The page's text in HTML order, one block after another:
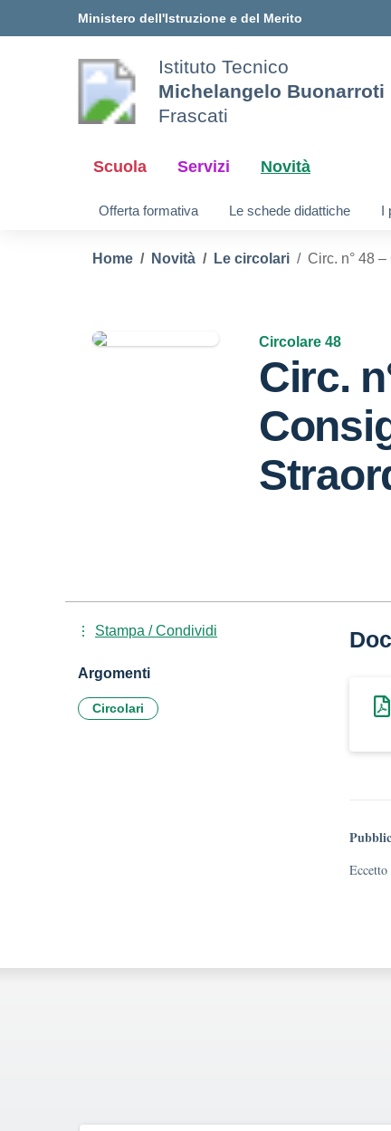
Ministero dell'Istruzione e del Merito
Istituto Tecnico
Michelangelo Buonarroti
Frascati
Scuola Servizi Novità
Offerta formativa Le schede didattiche I
Home Novità Le circolari Circ. n° 48
Circolare 48
Circ.
Stampa / Condividi
Argomenti
Circolari